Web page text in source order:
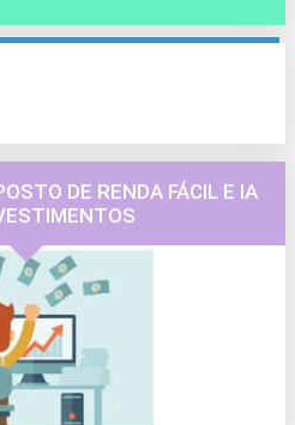
DE RENDA FÁCIL E IA